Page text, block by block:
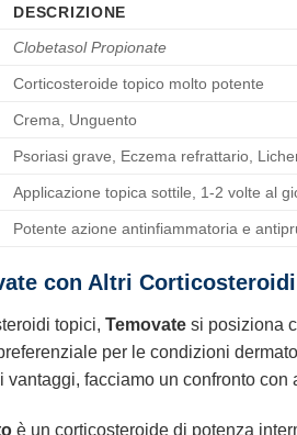
DESCRIZIONE
Clobetasol Propionate
Corticosteroide topico molto potente
Crema, Unguento
Psoriasi grave, Eczema refrattario,
Applicazione topica sottile, 1-2 volte al
Potente azione antinfiammatoria e
con Altri
topici, Temovate si posiziona
per le condizioni
facciamo un confronto
è un corticosteroide di potenza